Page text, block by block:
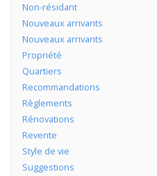
Non-résidant
Nouveaux arrivants
Nouveaux arrivants
Propriété
Quartiers
Recommandations
Règlements
Rénovations
Revente
Style de vie
Suggestions